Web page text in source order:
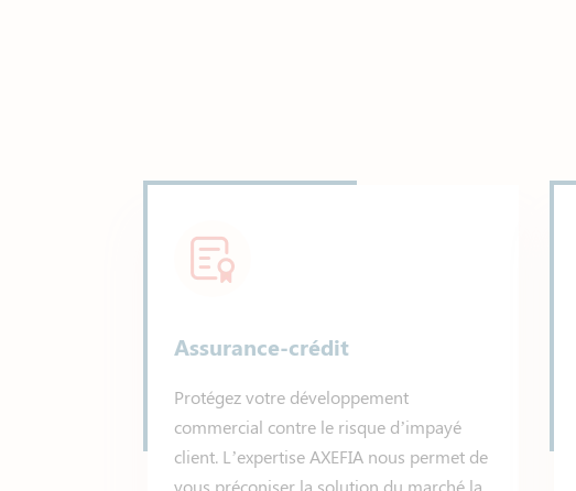
Assurance-crédit
Protégez votre développement
commercial contre le risque d’impayé
client. L’expertise AXEFIA nous permet de